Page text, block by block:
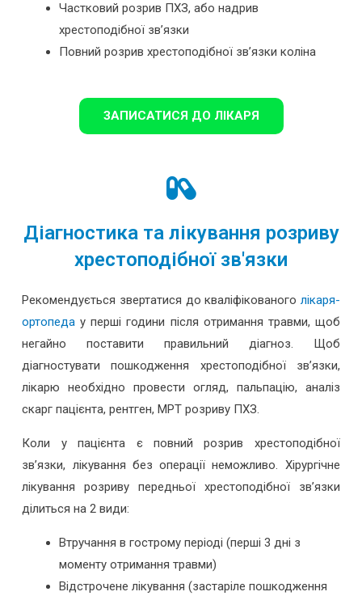
Частковий розрив ПХЗ, або надрив
хрестоподібної зв’язки
Повний розрив хрестоподібної зв’язки коліна
ЗАПИСАТИСЯ ДО ЛІКАРЯ
Діагностика та лікування розриву
хрестоподібної зв'язки
Рекомендується звертатися до кваліфікованого лікаря-
ортопеда у перші години після отримання травми, щоб
негайно поставити правильний діагноз. Щоб
діагностувати пошкодження хрестоподібної зв’язки,
лікарю необхідно провести огляд, пальпацію, аналіз
скарг пацієнта, рентген, МРТ розриву ПХЗ.
Коли у пацієнта є повний розрив хрестоподібної
зв’язки, лікування без операції неможливо. Хірургічне
лікування розриву передньої хрестоподібної зв’язки
ділиться на 2 види:
Втручання в гострому періоді (перші 3 дні з
моменту отримання травми)
Відстрочене лікування (застаріле пошкодження